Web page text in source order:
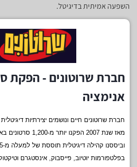
השפעה אמיתית בדיגיטל.
חברת שרוטונים - הפקת
אנימציה
מאז שנת 2007 הפקנו
בפלטפורמות יוטיוב, פייסבוק, אינסטגרם